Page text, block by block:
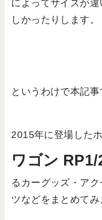
によってサイズが
しかったりします。
というわけで本記事
2015年に登場した
ワゴン RP1/
るカーグッズ・ア
ツなどをまとめてみ